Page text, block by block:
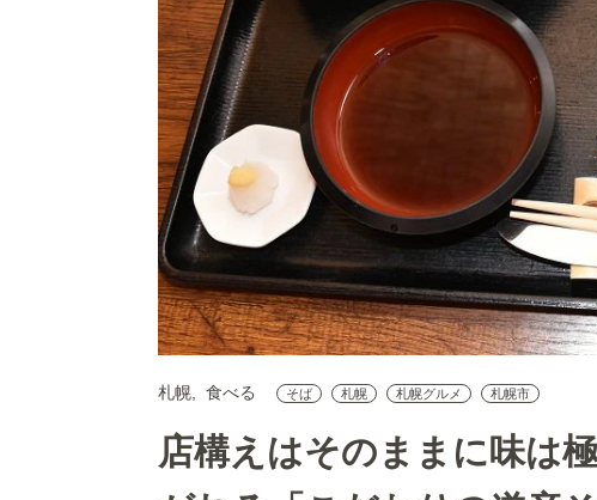
札幌 食べる そば 札幌 札幌グルメ 札幌市
店構えはそのままに味は